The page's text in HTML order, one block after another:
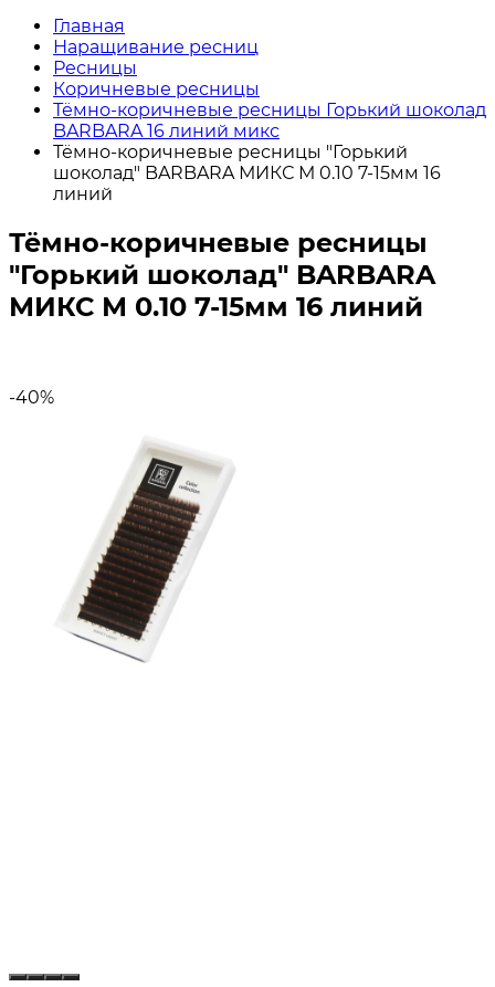
Главная
Наращивание ресниц
Ресницы
Коричневые ресницы
Тёмно-коричневые ресницы Горький шоколад
BARBARA 16 линий микс
Тёмно-коричневые ресницы "Горький
шоколад" BARBARA МИКС М 0.10 7-15мм 16
линий
Тёмно-коричневые ресницы
"Горький шоколад" BARBARA
МИКС М 0.10 7-15мм 16 линий
-40%